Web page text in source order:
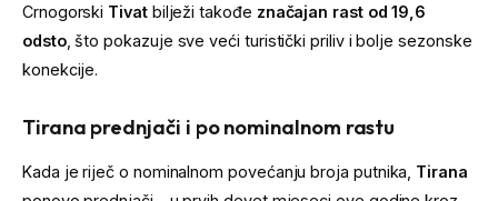
Crnogorski Tivatbilježi takođe značajan rast od 19,6
odsto, što pokazuje sve veći turistički priliv i bolje sezonske
konekcije.
Tirana prednjači i po nominalnom rastu
Kada je riječ o nominalnom povećanju broja putnika, Tirana